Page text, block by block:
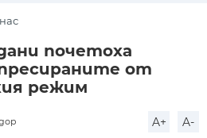
почетоха
от
режим
A+ A-